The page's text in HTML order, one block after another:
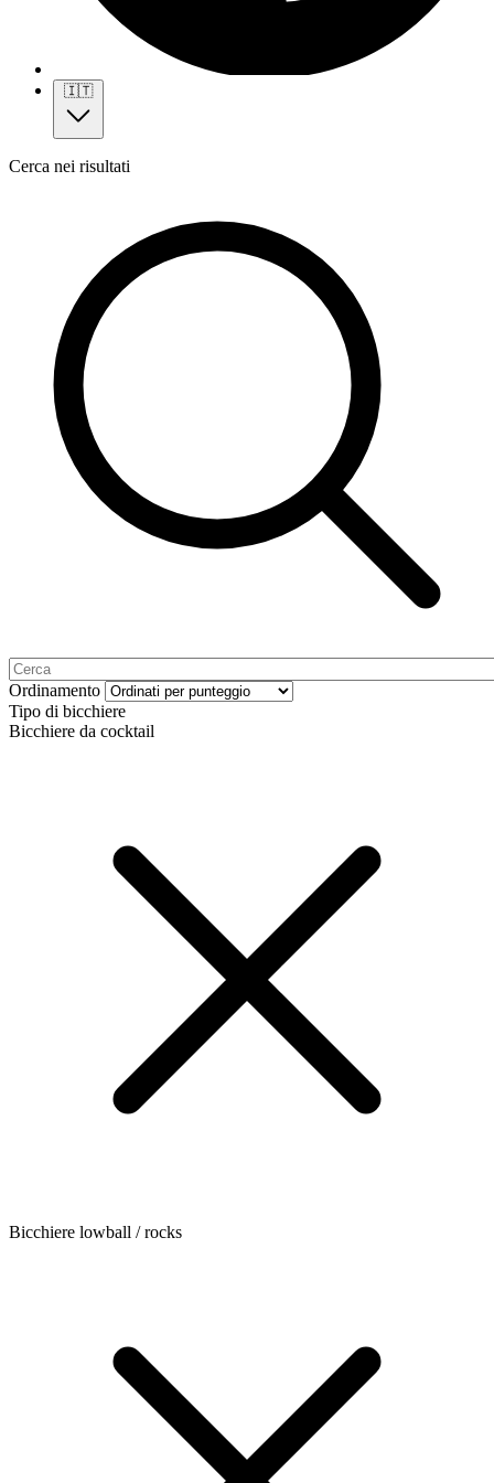
🇮🇹
Cerca nei risultati
Ordinamento
Tipo di bicchiere
Bicchiere da cocktail
Bicchiere lowball / rocks